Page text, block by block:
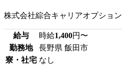
株式会社綜合キャリアオプション
給与 時給1,400円〜
勤務地
長野県 飯田市
寮・社宅 なし